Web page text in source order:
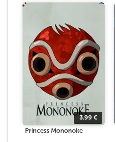
3.99 €
Princess Mononoke